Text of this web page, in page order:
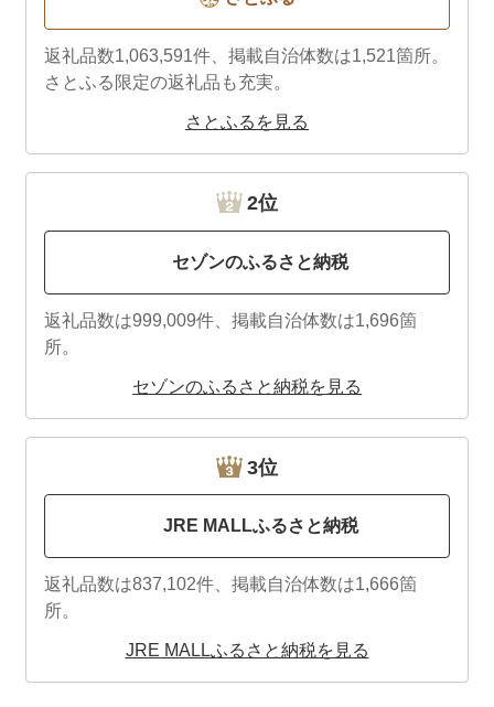
返礼品数1,063,591件、掲載自治体数は1,521箇所。
さとふる限定の返礼品も充実。
さとふるを見る
2位
セゾンのふるさと納税
返礼品数は999,009件、掲載自治体数は1,696箇
所。
セゾンのふるさと納税を見る
3位
JRE MALLふるさと納税
返礼品数は837,102件、掲載自治体数は1,666箇
所。
JRE MALLふるさと納税を見る